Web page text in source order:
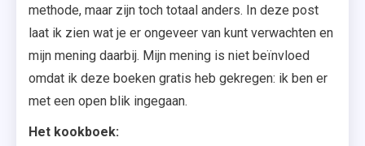
methode, maar zijn toch totaal anders. In deze post
laat ik zien wat je er ongeveer van kunt verwachten en
mijn mening daarbij. Mijn mening is niet beïnvloed
omdat ik deze boeken gratis heb gekregen: ik ben er
met een open blik ingegaan.
Het kookboek: